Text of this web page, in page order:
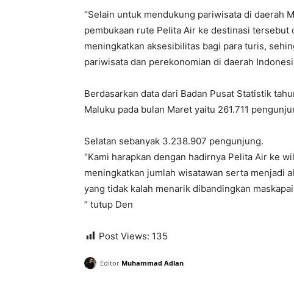
“Selain untuk mendukung pariwisata di daerah
pembukaan rute Pelita Air ke destinasi
meningkatkan aksesibilitas bagi para turis,
pariwisata dan perekonomian di daerah
Berdasarkan data dari Badan Pusat Statistik
Maluku pada bulan Maret yaitu 261.711
Selatan sebanyak 3.238.907 pengunjung.
“Kami harapkan dengan hadirnya Pelita Air ke
meningkatkan jumlah wisatawan serta menjadi
yang tidak kalah menarik dibandingkan
” tutup Den
Post Views: 135
Editor Muhammad Adlan